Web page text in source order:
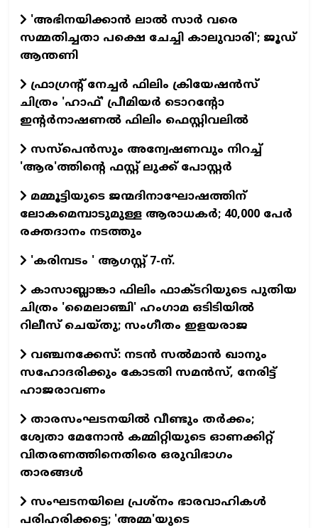
'അഭിനയിക്കാന്‍ ലാല്‍ സാര്‍ വരെ
സമ്മതിച്ചതാ പക്ഷെ ചേച്ചി കാലുവാരി'; ജൂഡ്
ആന്തണി
ഫ്രാഗ്രന്റ് നേച്ചര്‍ ഫിലിം ക്രിയേഷന്‍സ്
ചിത്രം 'ഹാഫ്' പ്രീമിയര്‍ ടൊറന്റോ
ഇന്റര്‍നാഷണല്‍ ഫിലിം ഫെസ്റ്റിവലില്‍
സസ്പെന്‍സും അന്വേഷണവും നിറച്ച്
'ആര'ത്തിന്റെ ഫസ്റ്റ് ലുക്ക് പോസ്റ്റര്‍
മമ്മൂട്ടിയുടെ ജന്മദിനാഘോഷത്തിന്
ലോകമെമ്പാടുമുള്ള ആരാധകര്‍; 40,000 പേര്‍
രക്തദാനം നടത്തും
'കരിമ്പടം ' ആഗസ്റ്റ് 7-ന്.
കാസാബ്ലാങ്കാ ഫിലിം ഫാക്ടറിയുടെ പുതിയ
ചിത്രം 'മൈലാഞ്ചി' ഹംഗാമ ഒടിടിയില്‍
റിലീസ് ചെയ്തു; സംഗീതം ഇളയരാജ
വഞ്ചനക്കേസ്: നടന്‍ സല്‍മാന്‍ ഖാനും
സഹോദരിക്കും കോടതി സമന്‍സ്, നേരിട്ട്
ഹാജരാവണം
താരസംഘടനയില്‍ വീണ്ടും തര്‍ക്കം;
ശ്വേതാ മേനോന്‍ കമ്മിറ്റിയുടെ ഓണക്കിറ്റ്
വിതരണത്തിനെതിരെ ഒരുവിഭാഗം
താരങ്ങള്‍
സംഘടനയിലെ പ്രശ്നം ഭാരവാഹികൾ
പരിഹരിക്കട്ടെ; 'അമ്മ'യുടെ